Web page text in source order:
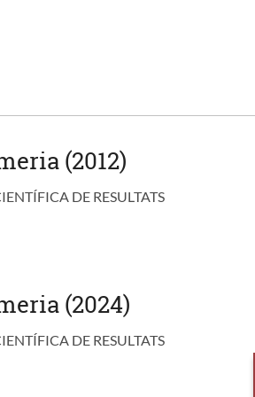
(2012)
DE RESULTATS
(2024)
DE RESULTATS